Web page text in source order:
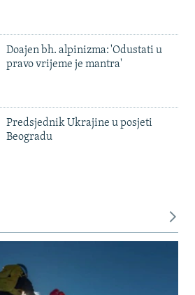
Doajen bh. alpinizma: 'Odustati u
pravo vrijeme je mantra'
Predsjednik Ukrajine u posjeti
Beogradu